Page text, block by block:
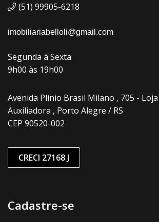
(51) 99905-6218
imobiliariabelloli@gmail.com
Segunda à Sexta
9h00 às 19h00
Avenida Plínio Brasil Milano , 705 - Loja
Auxiliadora , Porto Alegre / RS
CEP 90520-002
CRECI 27168 J
Cadastre-se